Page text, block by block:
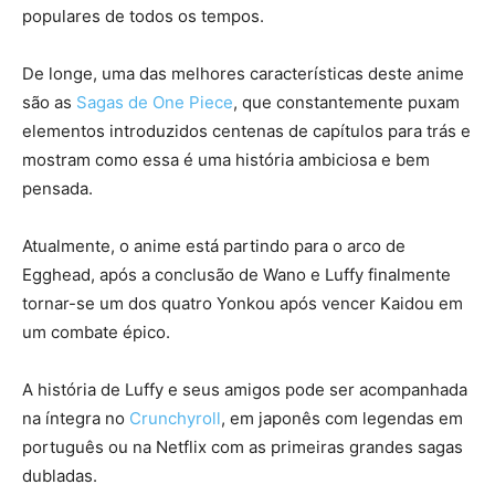
populares de todos os tempos.
De longe, uma das melhores características deste anime
são as Sagas de One Piece, que constantemente puxam
elementos introduzidos centenas de capítulos para trás e
mostram como essa é uma história ambiciosa e bem
pensada.
Atualmente, o anime está partindo para o arco de
Egghead, após a conclusão de Wano e Luffy finalmente
tornar-se um dos quatro Yonkou após vencer Kaidou em
um combate épico.
A história de Luffy e seus amigos pode ser acompanhada
na íntegra no Crunchyroll, em japonês com legendas em
português ou na Netflix com as primeiras grandes sagas
dubladas.